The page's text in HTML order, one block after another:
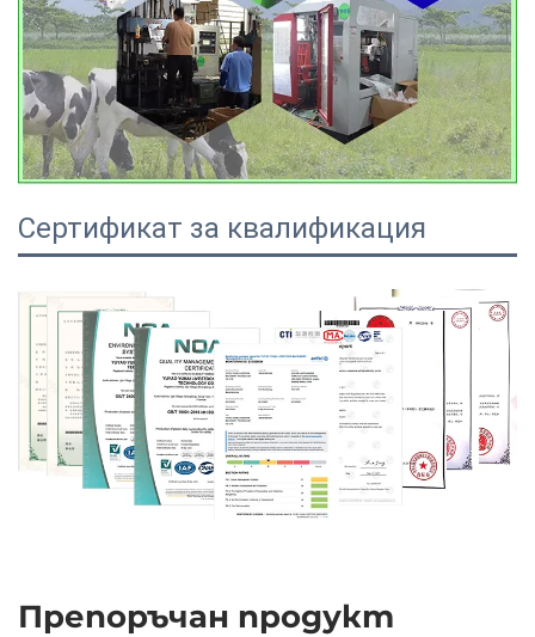
Сертификат за квалификация
Препоръчан продукт